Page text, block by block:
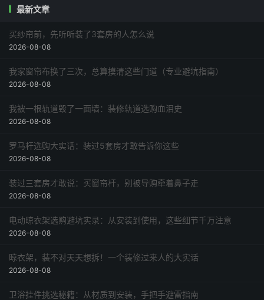
最新文章
买纱帘前，先听听装了3套房的人怎么说
2026-08-08
我家窗帘布换了三次，总算摸清这些门道（专业避坑指南）
2026-08-08
我被一根轨道毁了一面墙：装修轨道选购血泪史
2026-08-08
罗马杆选购大实话：装过5套房才敢告诉你这些
2026-08-08
装过三套房才敢说：买窗帘杆，别被导购牵着鼻子走
2026-08-08
电动晾衣架选购避坑实录：从安装到使用，这些细节千万注意
2026-08-08
晾衣架，装不对天天想拆！一个装修过来人的大实话
2026-08-08
卫浴挂件挑选秘籍：从材质到安装，手把手避雷指南